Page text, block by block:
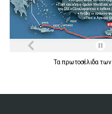
Τα πρωτοσέλιδα των